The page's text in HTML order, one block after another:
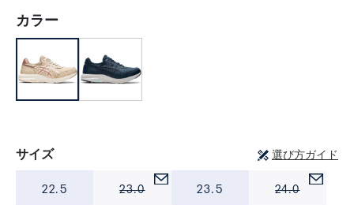
カラー
サイズ 選び方ガイド
22.5 23.0 23.5 24.0